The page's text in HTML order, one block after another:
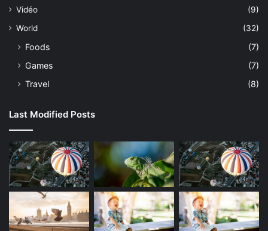
Vidéo
(9)
World
(32)
Foods
(7)
Games
(7)
Travel
(8)
Last Modified Posts